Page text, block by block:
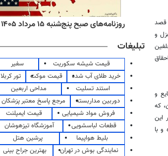
قصد
عزل و
و
که
این
با
روزنامه‌های صبح پنج‌شنبه ۱۵ مرداد ۱۴۰۵
تبلیغات
قیمت شیشه سکوریت
سفیر
خرید طلای آب شده
قیمت موکت
تور کربلا
استند تسلیت
مداحی اربعین
دوربین مداربسته
مرجع پاسخ معتبر پزشکان
فروش مواد شیمیایی
قیمت ایمپلنت
قطعات لباسشویی
آموزشگاه تیزهوشان
بلیط هواپیما
پرشین هتل
نمایندگی بوش در تهران
بهترین جراح بینی